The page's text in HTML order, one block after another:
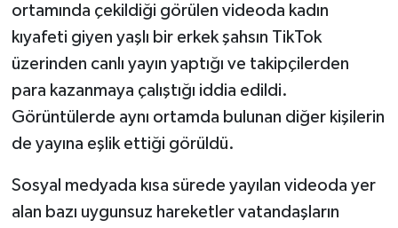
ortamında çekildiği görülen videoda kadın
kıyafeti giyen yaşlı bir erkek şahsın TikTok
üzerinden canlı yayın yaptığı ve takipçilerden
para kazanmaya çalıştığı iddia edildi.
Görüntülerde aynı ortamda bulunan diğer kişilerin
de yayına eşlik ettiği görüldü.
Sosyal medyada kısa sürede yayılan videoda yer
alan bazı uygunsuz hareketler vatandaşların